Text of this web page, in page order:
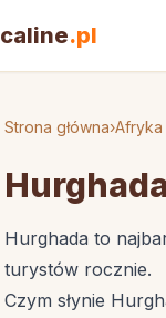
.pl
Strona główna›Afryka
Hurghada to
turystów rocznie.
Czym słynie